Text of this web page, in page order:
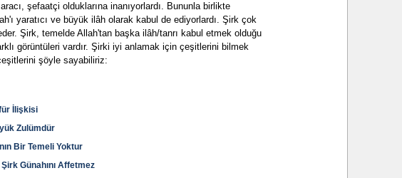
şefaatçi olduklarına inanıyorlardı. Bununla birlikte
yaratıcı ve büyük ilâh olarak kabul de ediyorlardı. Şirk çok
Şirk, temelde Allah'tan başka ilâh/tanrı kabul etmek olduğu
görüntüleri vardır. Şirki iyi anlamak için çeşitlerini bilmek
şöyle sayabiliriz:
İlişkisi
Zulümdür
Bir Temeli Yoktur
Günahını Affetmez